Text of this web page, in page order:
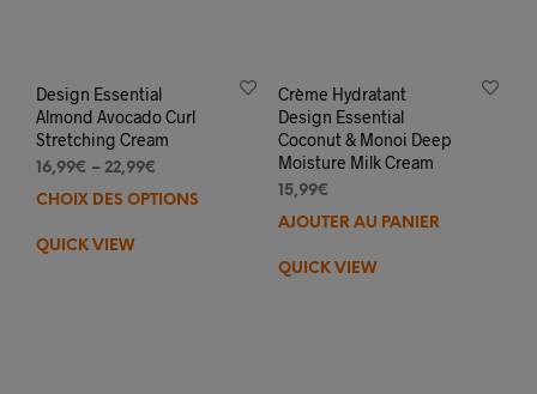
Design Essential
Almond Avocado Curl
Stretching Cream
16,99€ – 22,99€
CHOIX DES OPTIONS
produit
plusieurs
QUICK VIEW
Crème Hydratant
Design Essential
Coconut & Monoi Deep
Moisture Milk Cream
15,99€
AJOUTER AU PANIER
QUICK VIEW